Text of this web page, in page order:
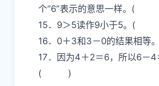
个“6”表示的意思一样
15．9＞5读作9小于
16．0＋3和3－0的结
17．因为4＋2＝6，所以6－4
( )